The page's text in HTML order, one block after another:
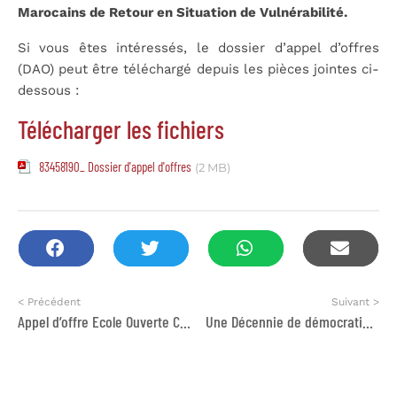
Marocains de Retour en Situation de Vulnérabilité.
Si vous êtes intéressés, le dossier d’appel d’offres
(DAO) peut être téléchargé depuis les pièces jointes ci-
dessous :
Télécharger les fichiers
83458190_ Dossier d'appel d'offres (2 MB)
< Précédent Suivant >